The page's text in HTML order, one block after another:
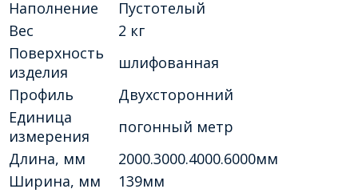
Наполнение
Пустотелый
Вес
2 кг
Поверхность
изделия
шлифованная
Профиль
Двухсторонний
Единица
измерения
погонный метр
Длина, мм
2000.3000.4000.6000мм
Ширина, мм
139мм